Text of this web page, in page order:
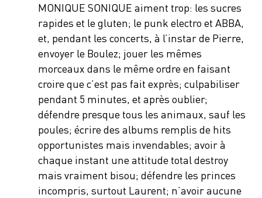
MONIQUE SONIQUE aiment trop: les sucres
rapides et le gluten; le punk electro et ABBA,
et, pendant les concerts, à l’instar de Pierre,
envoyer le Boulez; jouer les mêmes
morceaux dans le même ordre en faisant
croire que c’est pas fait exprès; culpabiliser
pendant 5 minutes, et après oublier;
défendre presque tous les animaux, sauf les
poules; écrire des albums remplis de hits
opportunistes mais invendables; avoir à
chaque instant une attitude total destroy
mais vraiment bisou; défendre les princes
incompris, surtout Laurent; n’avoir aucune